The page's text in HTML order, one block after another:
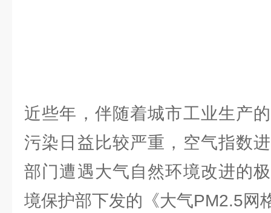
近些年，伴随着城市工业生产
污染日益比较严重，空气指数
部门遭遇大气自然环境改进的
境保护部下发的《大气PM2.5网